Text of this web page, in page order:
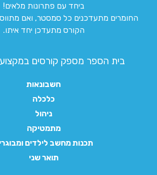
ביחד עם פתרונות מלאים!
החומרים מתעדכנים כל סמסטר, ואם
הקורס מתעדכן יחד איתו.
בית הספר מספק קורסים
חשבונאות
כלכלה
ניהול
מתמטיקה
תכנות מחשב לילדים
תואר שני